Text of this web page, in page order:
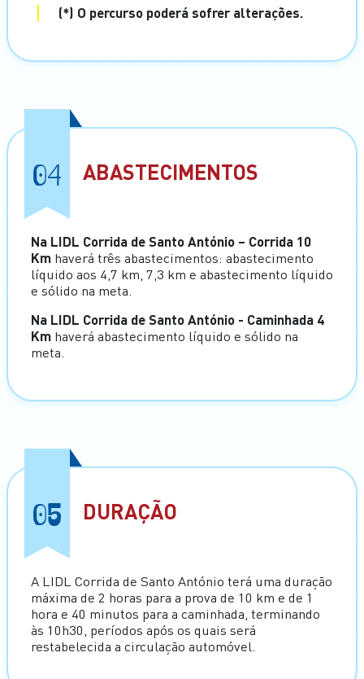
(*) O percurso poderá sofrer alterações.
04 ABASTECIMENTOS
Na LIDL Corrida de Santo António – Corrida 10
Km haverá três abastecimentos: abastecimento
líquido aos 4,7 km, 7,3 km e abastecimento líquido
e sólido na meta.
Na LIDL Corrida de Santo António - Caminhada 4
Km haverá abastecimento líquido e sólido na
meta.
05 DURAÇÃO
A LIDL Corrida de Santo António terá uma duração
máxima de 2 horas para a prova de 10 km e de 1
hora e 40 minutos para a caminhada, terminando
às 10h30, períodos após os quais será
restabelecida a circulação automóvel.